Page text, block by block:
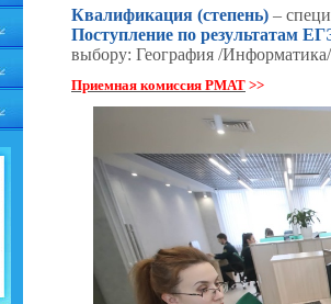
Квалификация (степень) –
Поступление по результатам
выбору: География /
Приемная комиссия РМАТ >>